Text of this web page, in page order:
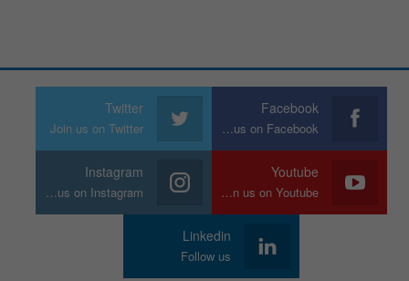
Facebook
Join us on Facebook
Twitter
Join us on Twitter
Youtube
Join us on Youtube
Instagram
Join us on Instagram
Linkedin
Follow us